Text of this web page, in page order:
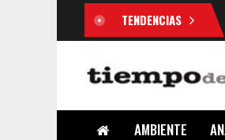
TENDENCIAS
AMBIENTE